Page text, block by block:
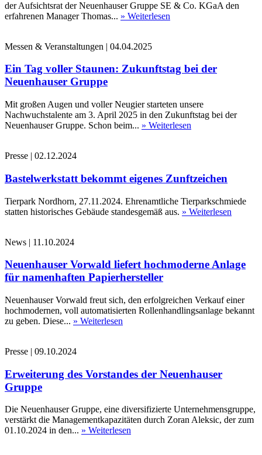
der Aufsichtsrat der Neuenhauser Gruppe SE & Co. KGaA den
erfahrenen Manager Thomas... » Weiterlesen
Messen & Veranstaltungen | 04.04.2025
Ein Tag voller Staunen: Zukunftstag bei der
Neuenhauser Gruppe
Mit großen Augen und voller Neugier starteten unsere
Nachwuchstalente am 3. April 2025 in den Zukunftstag bei der
Neuenhauser Gruppe. Schon beim... » Weiterlesen
Presse | 02.12.2024
Bastelwerkstatt bekommt eigenes Zunftzeichen
Tierpark Nordhorn, 27.11.2024. Ehrenamtliche Tierparkschmiede
statten historisches Gebäude standesgemäß aus. » Weiterlesen
News | 11.10.2024
Neuenhauser Vorwald liefert hochmoderne Anlage
für namenhaften Papierhersteller
Neuenhauser Vorwald freut sich, den erfolgreichen Verkauf einer
hochmodernen, voll automatisierten Rollenhandlingsanlage bekannt
zu geben. Diese... » Weiterlesen
Presse | 09.10.2024
Erweiterung des Vorstandes der Neuenhauser
Gruppe
Die Neuenhauser Gruppe, eine diversifizierte Unternehmensgruppe,
verstärkt die Managementkapazitäten durch Zoran Aleksic, der zum
01.10.2024 in den... » Weiterlesen